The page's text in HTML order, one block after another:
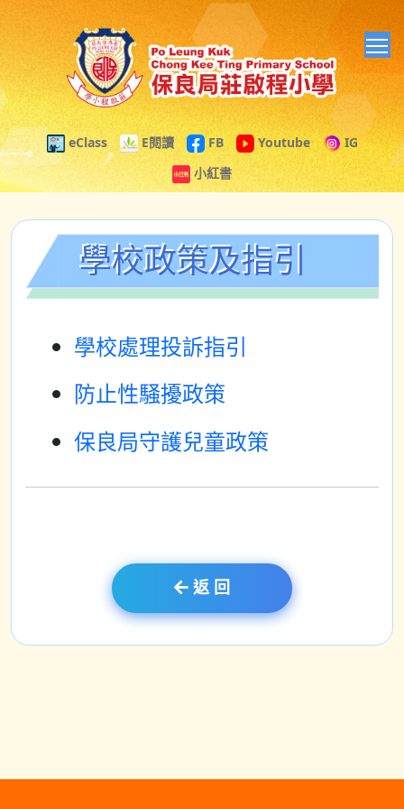
eClass E閱讀 FB Youtube
IG
小紅書
學校政策及指引
學校處理投訴指引
防止性騒擾政策
保良局守護兒童政策
返 回